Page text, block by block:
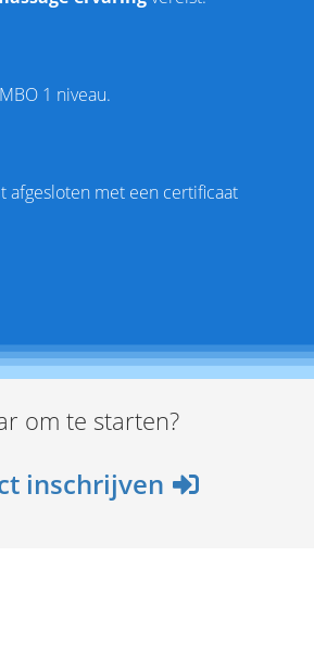
1 niveau.
afgesloten met een certificaat
om te starten?
inschrijven